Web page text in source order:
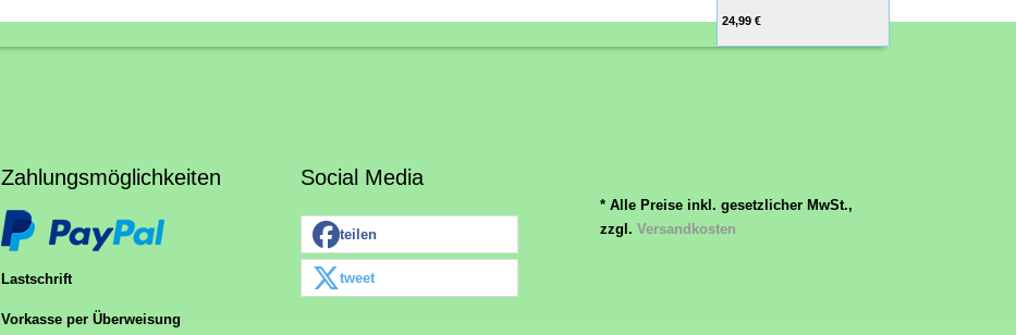
24,99 €
Zahlungsmöglichkeiten
Lastschrift
Vorkasse per Überweisung
Social Media
teilen
tweet
* Alle Preise inkl. gesetzlicher MwSt.,
zzgl. Versandkosten